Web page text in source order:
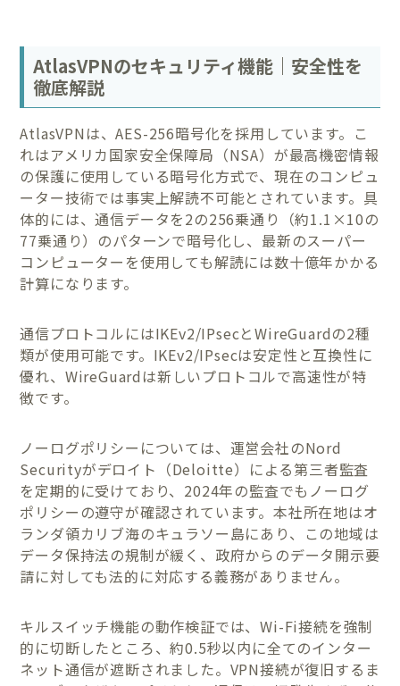
AtlasVPNのセキュリティ機能｜安全性を
徹底解説
AtlasVPNは、AES-256暗号化を採用しています。こ
れはアメリカ国家安全保障局（NSA）が最高機密情報
の保護に使用している暗号化方式で、現在のコンピュ
ーター技術では事実上解読不可能とされています。具
体的には、通信データを2の256乗通り（約1.1×10の
77乗通り）のパターンで暗号化し、最新のスーパー
コンピューターを使用しても解読には数十億年かかる
計算になります。
通信プロトコルにはIKEv2/IPsecとWireGuardの2種
類が使用可能です。IKEv2/IPsecは安定性と互換性に
優れ、WireGuardは新しいプロトコルで高速性が特
徴です。
ノーログポリシーについては、運営会社のNord
Securityがデロイト（Deloitte）による第三者監査
を定期的に受けており、2024年の監査でもノーログ
ポリシーの遵守が確認されています。本社所在地はオ
ランダ領カリブ海のキュラソー島にあり、この地域は
データ保持法の規制が緩く、政府からのデータ開示要
請に対しても法的に対応する義務がありません。
キルスイッチ機能の動作検証では、Wi-Fi接続を強制
的に切断したところ、約0.5秒以内に全てのインター
ネット通信が遮断されました。VPN接続が復旧するま